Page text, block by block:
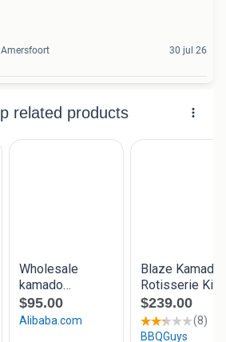
Amersfoort 30 jul 26